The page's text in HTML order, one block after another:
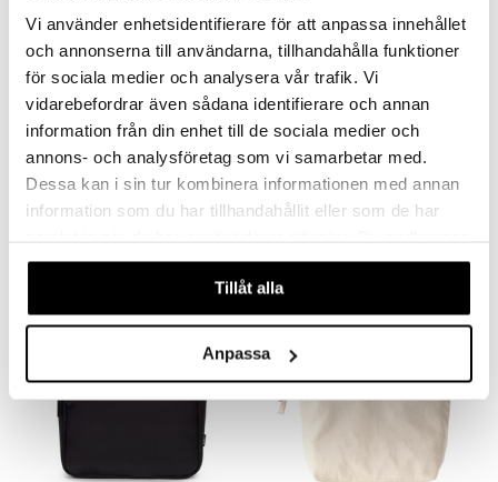
Vi använder enhetsidentifierare för att anpassa innehållet
och annonserna till användarna, tillhandahålla funktioner
för sociala medier och analysera vår trafik. Vi
vidarebefordrar även sådana identifierare och annan
information från din enhet till de sociala medier och
annons- och analysföretag som vi samarbetar med.
Dessa kan i sin tur kombinera informationen med annan
information som du har tillhandahållit eller som de har
våra cookies vid fortsatt användande av vår webbplats.
Tillåt alla
Anpassa
Carl&Son Toilet Bag with Hanger
CARL&SON
Toiletry Bag Set
VADECO